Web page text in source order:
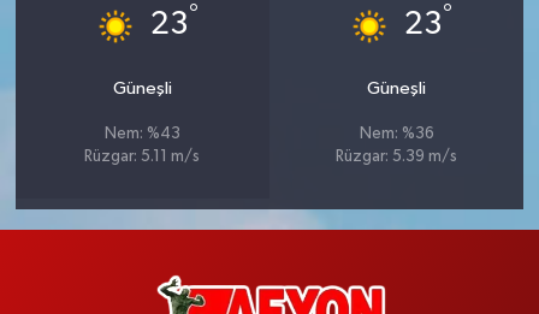
23°
Güneşli
Nem: %43
Rüzgar: 5.11 m/s
23°
Güneşli
Nem: %36
Rüzgar: 5.39 m/s